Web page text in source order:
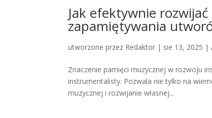
Jak efektywnie
zapamiętywania
utworzone przez Redaktor | sie 13, 2025 |
Znaczenie pamięci muzycznej w rozwoju
instrumentalisty. Pozwala nie tylko na
muzycznej i rozwijanie własnej...